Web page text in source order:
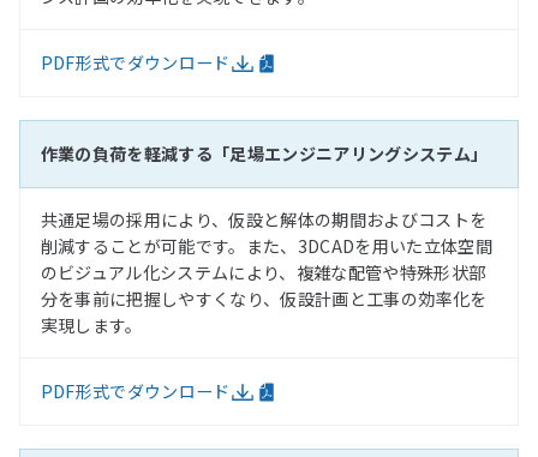
PDF形式でダウンロード
作業の負荷を軽減する「足場エンジニアリングシステム」
共通足場の採用により、仮設と解体の期間およびコストを
削減することが可能です。また、3DCADを用いた立体空間
のビジュアル化システムにより、複雑な配管や特殊形状部
分を事前に把握しやすくなり、仮設計画と工事の効率化を
実現します。
PDF形式でダウンロード